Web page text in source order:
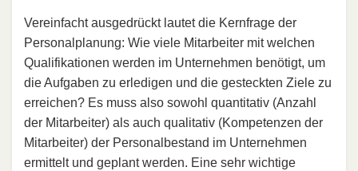
Vereinfacht ausgedrückt lautet die Kernfrage der
Personalplanung: Wie viele Mitarbeiter mit welchen
Qualifikationen werden im Unternehmen benötigt, um
die Aufgaben zu erledigen und die gesteckten Ziele zu
erreichen? Es muss also sowohl quantitativ (Anzahl
der Mitarbeiter) als auch qualitativ (Kompetenzen der
Mitarbeiter) der Personalbestand im Unternehmen
ermittelt und geplant werden. Eine sehr wichtige